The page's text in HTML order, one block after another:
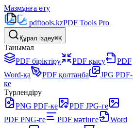
Мазмұнға өту
pdftools.kzPDF Tools Pro
Құрал іздеу⌘K
Танымал
PDF біріктіру
PDF қысу
PDF
Word-қа
PDF қолтаңба
JPG PDF-
ке
Түрлендіру
PNG PDF-ке
PDF JPG-ге
PDF PNG-ге
PDF мәтінге
Word